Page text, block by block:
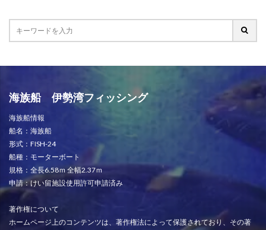
海族船 伊勢湾フィッシング
海族船情報
船名：海族船
形式：FISH-24
船種：モーターボート
規格：全長6.58ｍ 全幅2.37ｍ
申請：けい留施設使用許可申請済み
著作権について
ホームページ上のコンテンツは、著作権法によって保護されており、その著